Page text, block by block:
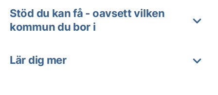
Stöd du kan få - oavsett vilken
kommun du bor i
Lär dig mer